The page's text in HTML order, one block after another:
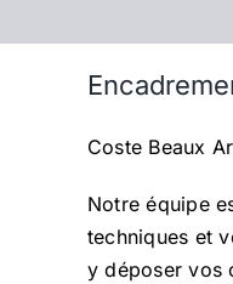
Coste Beaux
Notre équipe
techniques et
y déposer vos